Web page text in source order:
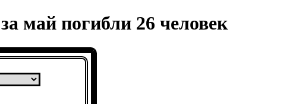
май погибли 26 человек